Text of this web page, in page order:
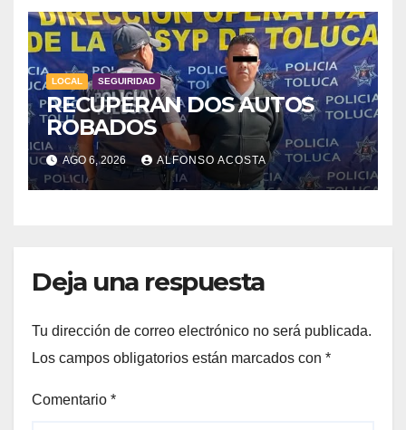
LOCAL SEGUIRIDAD
RECUPERAN DOS AUTOS
ROBADOS
AGO 6, 2026 ALFONSO ACOSTA
Deja una respuesta
Tu dirección de correo electrónico no será publicada.
Los campos obligatorios están marcados con *
Comentario *